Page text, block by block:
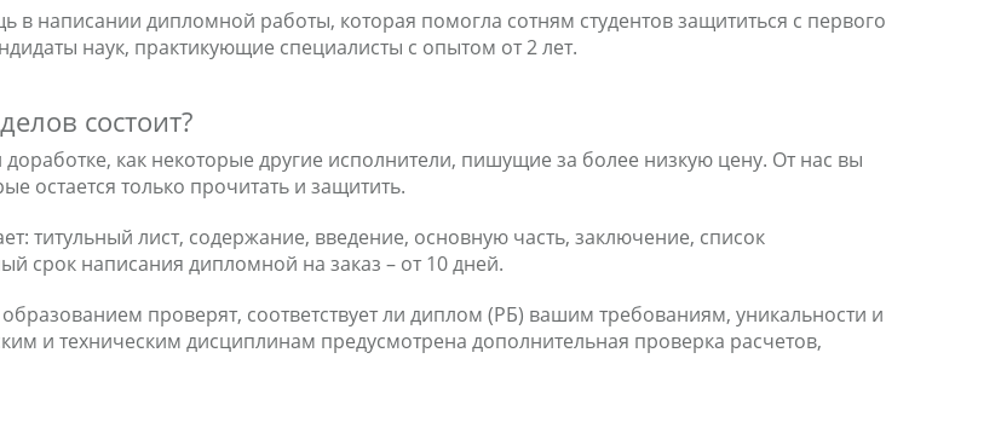
написании дипломной работы, которая помогла сотням студентов защититься с первого
наук, практикующие специалисты с опытом от 2 лет.
состоит?
как некоторые другие исполнители, пишущие за более низкую цену. От нас вы
остается только прочитать и защитить.
титульный лист, содержание, введение, основную часть, заключение, список
срок написания дипломной на заказ – от 10 дней.
проверят, соответствует ли диплом (РБ) вашим требованиям, уникальности и
и техническим дисциплинам предусмотрена дополнительная проверка расчетов,